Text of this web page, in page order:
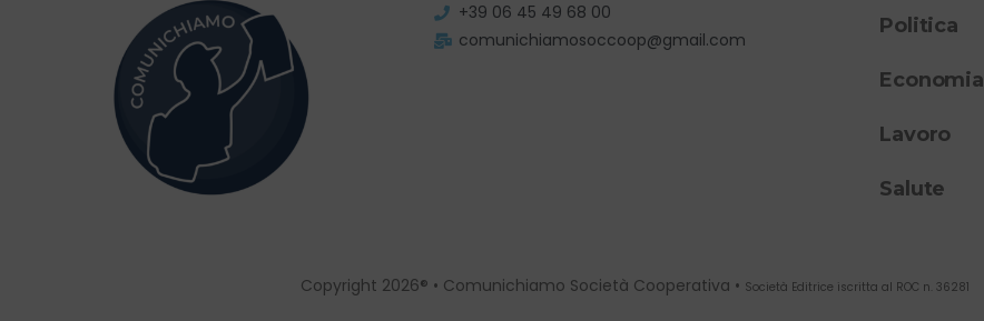
+39 06 45 49 68 00
comunichiamosoccoop@gmail.com
Politica
Economia
Lavoro
Salute
Copyright 2026® • Comunichiamo Società Cooperativa • Società Editrice iscritta al ROC n. 36281